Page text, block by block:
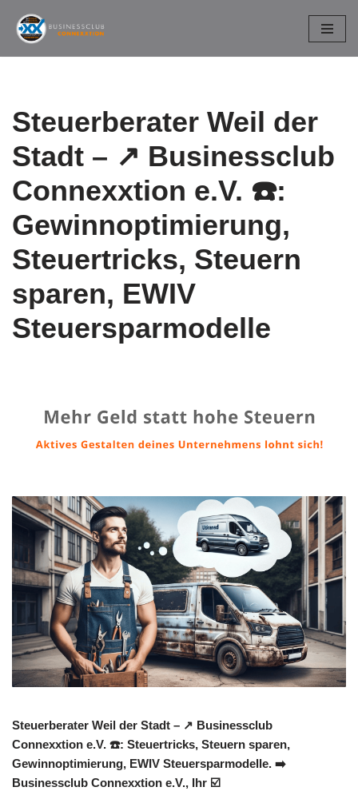
Zum
Steuerberater Weil der
Stadt – ↗️ Businessclub
Connexxtion e.V. ☎️:
Gewinnoptimierung,
Steuertricks, Steuern
sparen, EWIV
Steuersparmodelle
Steuerberater Weil der Stadt – ↗️ Businessclub
Connexxtion e.V. ☎️: Steuertricks, Steuern sparen,
Gewinnoptimierung, EWIV Steuersparmodelle. ➡️
Businessclub Connexxtion e.V., Ihr ☑️